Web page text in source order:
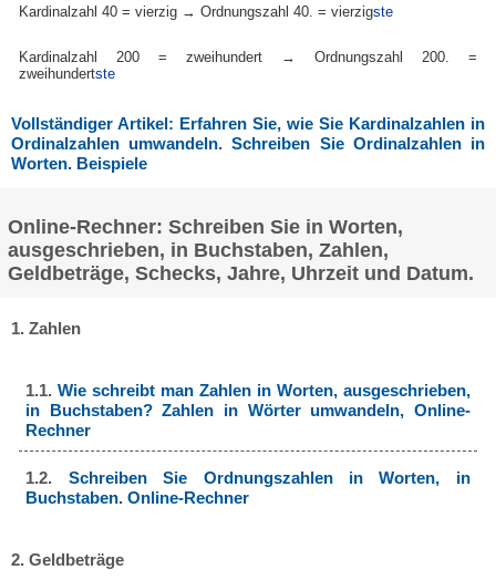
Kardinalzahl 40 = vierzig → Ordnungszahl 40. = vierzigste
Kardinalzahl 200 = zweihundert → Ordnungszahl 200. =
zweihundertste
Vollständiger Artikel: Erfahren Sie, wie Sie Kardinalzahlen in
Ordinalzahlen umwandeln. Schreiben Sie Ordinalzahlen in
Worten. Beispiele
Online-Rechner: Schreiben Sie in Worten,
ausgeschrieben, in Buchstaben, Zahlen,
Geldbeträge, Schecks, Jahre, Uhrzeit und Datum.
1. Zahlen
1.1.Wie schreibt man Zahlen in Worten, ausgeschrieben,
in Buchstaben? Zahlen in Wörter umwandeln, Online-
Rechner
1.2. Schreiben Sie Ordnungszahlen in Worten, in
Buchstaben. Online-Rechner
2. Geldbeträge